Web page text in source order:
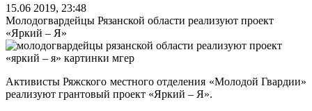
15.06 2019, 23:48
Молодогвардейцы Рязанской области реализуют проект
«Яркий – Я»
Активисты Ряжского местного отделения «Молодой Гвардии»
реализуют грантовый проект «Яркий – Я».